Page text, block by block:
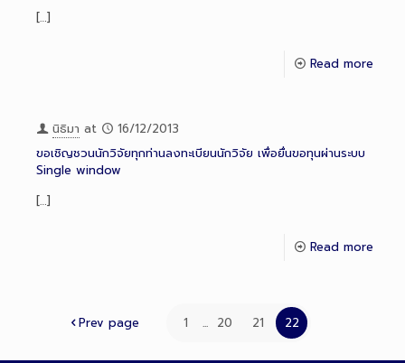
[…]
Read more
นิธิมา at
16/12/2013
ขอเชิญชวนนักวิจัยทุกท่านลงทะเบียนนักวิจัย เพื่อยื่นขอทุนผ่านระบบ
Single window
[…]
Read more
Prev page 1 ... 20 21 22